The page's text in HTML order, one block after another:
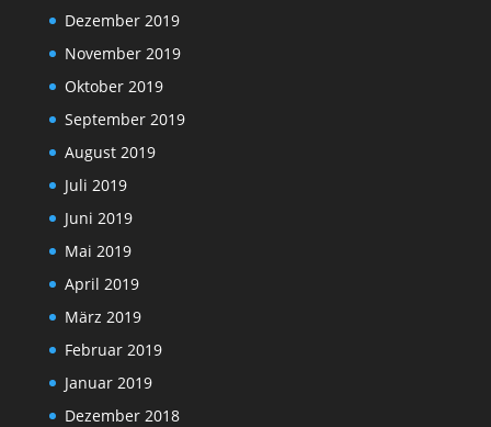
Dezember 2019
November 2019
Oktober 2019
September 2019
August 2019
Juli 2019
Juni 2019
Mai 2019
April 2019
März 2019
Februar 2019
Januar 2019
Dezember 2018